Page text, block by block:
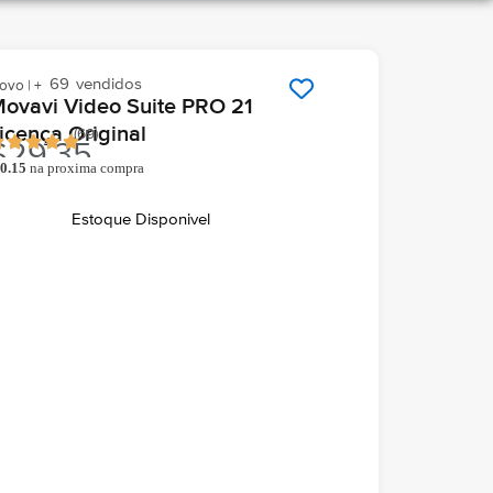
| + 69 vendidos
Video Suite PRO 21
Original
29.35
grátis hojeEm seu email
comprar você ganha
Estoque Disponivel
0.15 na proxima compra
(69)